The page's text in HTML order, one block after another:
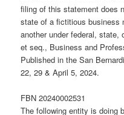
filing of this statement does
state of a fictitious business
another under federal, state,
et seq., Business and
Published in the San
22, 29 & April 5, 2024.
FBN 20240002531
The following entity is doing